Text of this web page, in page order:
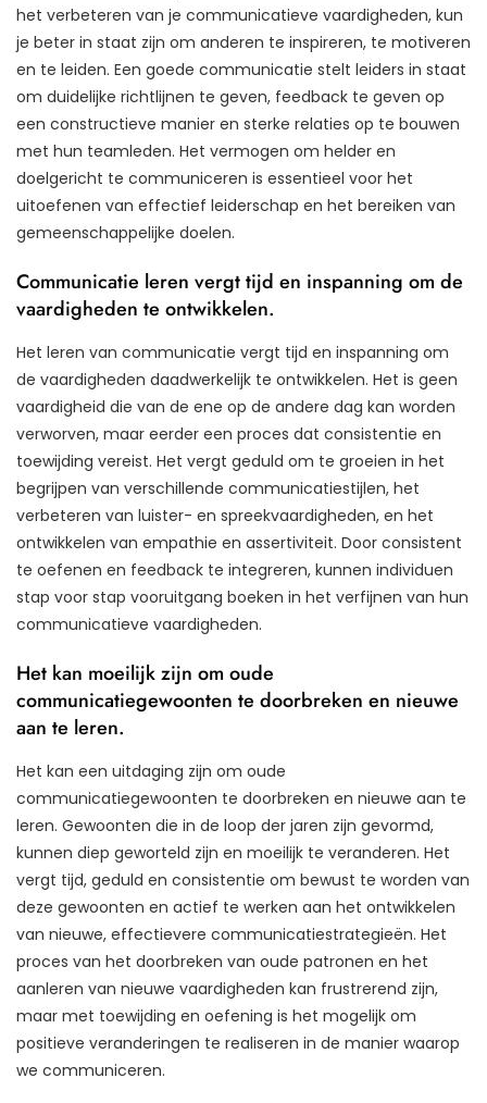
het verbeteren van je communicatieve vaardigheden, kun
je beter in staat zijn om anderen te inspireren, te motiveren
en te leiden. Een goede communicatie stelt leiders in staat
om duidelijke richtlijnen te geven, feedback te geven op
een constructieve manier en sterke relaties op te bouwen
met hun teamleden. Het vermogen om helder en
doelgericht te communiceren is essentieel voor het
uitoefenen van effectief leiderschap en het bereiken van
gemeenschappelijke doelen.
Communicatie leren vergt tijd en inspanning om de
vaardigheden te ontwikkelen.
Het leren van communicatie vergt tijd en inspanning om
de vaardigheden daadwerkelijk te ontwikkelen. Het is geen
vaardigheid die van de ene op de andere dag kan worden
verworven, maar eerder een proces dat consistentie en
toewijding vereist. Het vergt geduld om te groeien in het
begrijpen van verschillende communicatiestijlen, het
verbeteren van luister- en spreekvaardigheden, en het
ontwikkelen van empathie en assertiviteit. Door consistent
te oefenen en feedback te integreren, kunnen individuen
stap voor stap vooruitgang boeken in het verfijnen van hun
communicatieve vaardigheden.
Het kan moeilijk zijn om oude
communicatiegewoonten te doorbreken en nieuwe
aan te leren.
Het kan een uitdaging zijn om oude
communicatiegewoonten te doorbreken en nieuwe aan te
leren. Gewoonten die in de loop der jaren zijn gevormd,
kunnen diep geworteld zijn en moeilijk te veranderen. Het
vergt tijd, geduld en consistentie om bewust te worden van
deze gewoonten en actief te werken aan het ontwikkelen
van nieuwe, effectievere communicatiestrategieën. Het
proces van het doorbreken van oude patronen en het
aanleren van nieuwe vaardigheden kan frustrerend zijn,
maar met toewijding en oefening is het mogelijk om
positieve veranderingen te realiseren in de manier waarop
we communiceren.